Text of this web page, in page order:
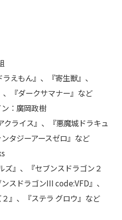
えもん』、『寄生獣』、
、『ダークサマナー』など
：廣岡政樹
クライス』、『悪魔城ドラキュ
タジーアースゼロ』など
ズ』、『セブンスドラゴン２
スドラゴンIII code:VFD』、
』、『ステラ グロウ』など